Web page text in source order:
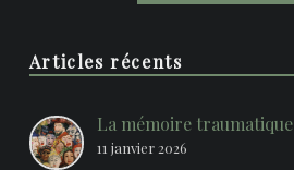
Articles récents
La mémoire traumatique
11 janvier 2026